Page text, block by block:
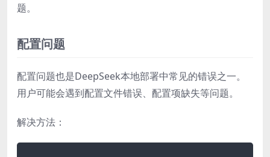
题。
配置问题
配置问题也是DeepSeek本地部署中常见的错误之一。
用户可能会遇到配置文件错误、配置项缺失等问题。
解决方法：